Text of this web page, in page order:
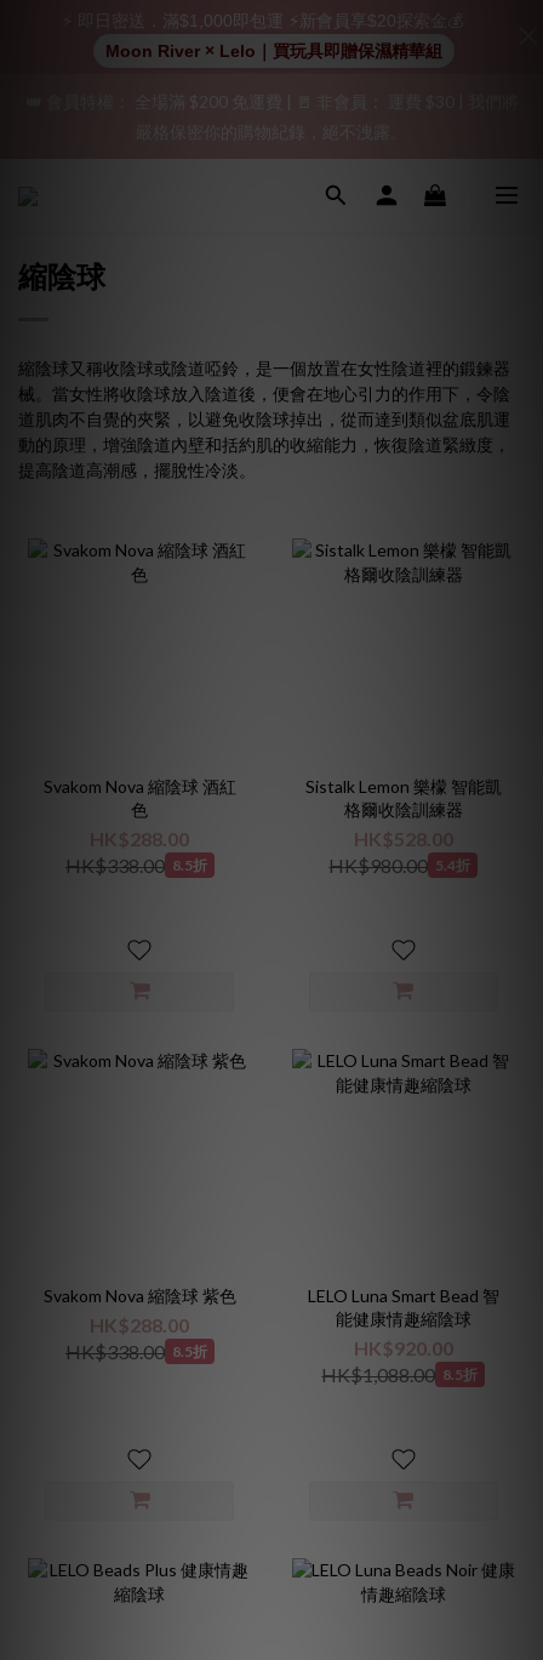
加入會員即享$20購物金  訂單商品好評再享$15購物金
「保密出貨」（無店鋪資訊、一般紙箱）、隱私保護、加密付款、
縮陰球
縮陰球又稱收陰球或陰道啞鈴，是一個放置在女性陰道裡的鍛鍊器
械。當女性將收陰球放入陰道後，便會在地心引力的作用下，令陰
道肌肉不自覺的夾緊，以避免收陰球掉出，從而達到類似盆底肌運
動的原理，增強陰道內壁和括約肌的收縮能力，恢復陰道緊緻度，
提高陰道高潮感，擺脫性冷淡。
Svakom Nova 縮陰球 酒紅
色
HK$288.00
HK$338.00 8.5折
Sistalk Lemon 樂檬 智能凱
格爾收陰訓練器
HK$528.00
HK$980.00 5.4折
Svakom Nova 縮陰球 紫色
HK$288.00
HK$338.00 8.5折
LELO Luna Smart Bead 智
能健康情趣縮陰球
HK$920.00
HK$1,088.00 8.5折
⚡ 即日密送．滿$1,000即包運 ⚡新會員享$20探索金💰
Moon River × Lelo｜買玩具即贈保濕精華組